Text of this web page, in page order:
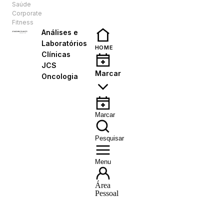
Saúde
Corporate
Fitness
Análises e
Laboratórios
Clínicas
JCS
Oncologia
HOME
Marcar
Marcar
Pesquisar
Menu
Área
Pessoal